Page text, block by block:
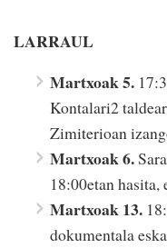
LARRAUL
Martxoak 5.
Kontalari2
Zimiterioan
Martxoak 6.
18:00etan hasita,
Martxoak 13.
dokumentala